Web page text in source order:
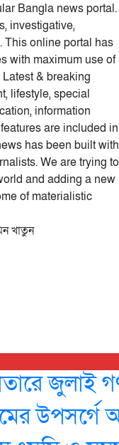
Bangla news portal.
investigative,
This online portal has
with maximum use of
& breaking
lifestyle, special
information
are included in
has been built with
We are trying to
and adding a new
of materialistic
খাতুন
জুলাই
উপসর্গে